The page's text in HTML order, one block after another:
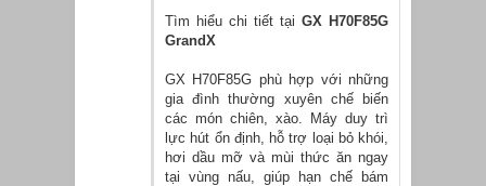
Tìm hiểu chi tiết tại GX H70F85G
GrandX
GX H70F85G phù hợp với những
gia đình thường xuyên chế biến
các món chiên, xào. Máy duy trì
lực hút ổn định, hỗ trợ loại bỏ khói,
hơi dầu mỡ và mùi thức ăn ngay
tại vùng nấu, giúp hạn chế bám